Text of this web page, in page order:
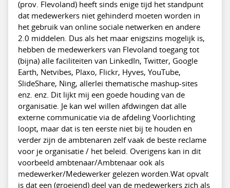
(prov. Flevoland) heeft sinds enige tijd het standpunt
dat medewerkers niet gehinderd moeten worden in
het gebruik van online sociale netwerken en andere
2.0 middelen. Dus als het maar enigszins mogelijk is,
hebben de medewerkers van Flevoland toegang tot
(bijna) alle faciliteiten van LinkedIn, Twitter, Google
Earth, Netvibes, Plaxo, Flickr, Hyves, YouTube,
SlideShare, Ning, allerlei thematische mashup-sites
enz. enz. Dit lijkt mij een goede houding van de
organisatie. Je kan wel willen afdwingen dat alle
externe communicatie via de afdeling Voorlichting
loopt, maar dat is ten eerste niet bij te houden en
verder zijn de ambtenaren zelf vaak de beste reclame
voor je organisatie / het beleid. Overigens kan in dit
voorbeeld ambtenaar/Ambtenaar ook als
medewerker/Medewerker gelezen worden.Wat opvalt
is dat een (groeiend) deel van de medewerkers zich als